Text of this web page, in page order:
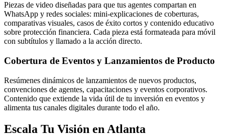
Piezas de video diseñadas para que tus agentes compartan en
WhatsApp y redes sociales: mini-explicaciones de coberturas,
comparativas visuales, casos de éxito cortos y contenido educativo
sobre protección financiera. Cada pieza está formateada para móvil
con subtítulos y llamado a la acción directo.
Cobertura de Eventos y Lanzamientos de Producto
Resúmenes dinámicos de lanzamientos de nuevos productos,
convenciones de agentes, capacitaciones y eventos corporativos.
Contenido que extiende la vida útil de tu inversión en eventos y
alimenta tus canales digitales durante todo el año.
Escala Tu Visión en Atlanta